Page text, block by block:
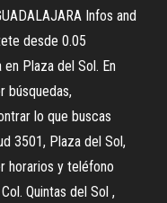
Infos and
desde 0.05
Plaza del Sol. En
búsquedas,
lo que buscas
3501, Plaza del Sol,
horarios y teléfono
Quintas del Sol ,